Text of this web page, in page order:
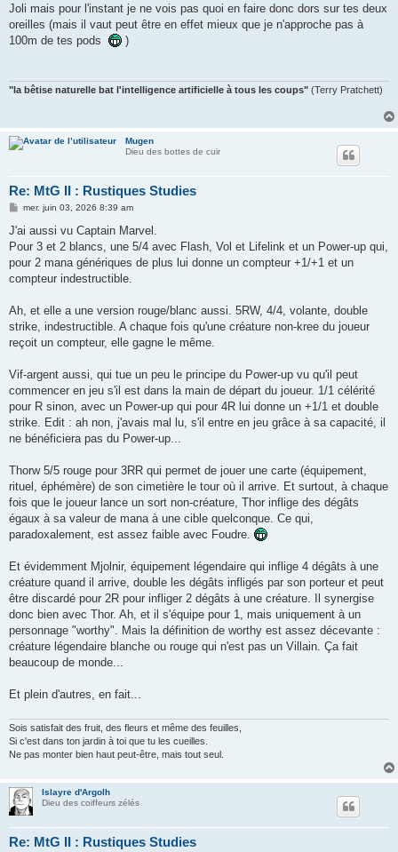
Joli mais pour l'instant je ne vois pas quoi en faire donc dors sur tes deux
oreilles (mais il vaut peut être en effet mieux que je n'approche pas à
100m de tes pods
)
"la bêtise naturelle bat l'intelligence artificielle à tous les coups" (Terry Pratchett)
Mugen
Dieu des bottes de cuir
Re: MtG II : Rustiques Studies
M
s
a
g
mer. juin 03, 2026 8:39 am
J'ai aussi vu Captain Marvel.
Pour 3 et 2 blancs, une 5/4 avec Flash, Vol et Lifelink et un Power-up qui,
pour 2 mana génériques de plus lui donne un compteur +1/+1 et un
compteur indestructible.
Ah, et elle a une version rouge/blanc aussi. 5RW, 4/4, volante, double
strike, indestructible. A chaque fois qu'une créature non-kree du joueur
reçoit un compteur, elle gagne le même.
Vif-argent aussi, qui tue un peu le principe du Power-up vu qu'il peut
commencer en jeu s'il est dans la main de départ du joueur. 1/1 célérité
pour R sinon, avec un Power-up qui pour 4R lui donne un +1/1 et double
strike. Edit : ah non, j'avais mal lu, s'il entre en jeu grâce à sa capacité, il
ne bénéficiera pas du Power-up...
Thorw 5/5 rouge pour 3RR qui permet de jouer une carte (équipement,
rituel, éphémère) de son cimetière le tour où il arrive. Et surtout, à chaque
fois que le joueur lance un sort non-créature, Thor inflige des dégâts
égaux à sa valeur de mana à une cible quelconque. Ce qui,
paradoxalement, est assez faible avec Foudre.
Et évidemment Mjolnir, équipement légendaire qui inflige 4 dégâts à une
créature quand il arrive, double les dégâts infligés par son porteur et peut
être discardé pour 2R pour infliger 2 dégâts à une créature. Il synergise
donc bien avec Thor. Ah, et il s'équipe pour 1, mais uniquement à un
personnage "worthy". Mais la définition de worthy est assez décevante :
créature légendaire blanche ou rouge qui n'est pas un Villain. Ça fait
beaucoup de monde...
Et plein d'autres, en fait...
Sois satisfait des fruit, des fleurs et même des feuilles,
Si c'est dans ton jardin à toi que tu les cueilles.
Ne pas monter bien haut peut-être, mais tout seul.
Islayre d'Argolh
Dieu des coiffeurs zélés
Re: MtG II : Rustiques Studies